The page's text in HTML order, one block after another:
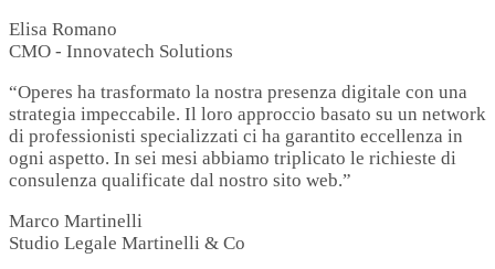
Elisa Romano
CMO - Innovatech Solutions
“Operes ha trasformato la nostra presenza digitale con una
strategia impeccabile. Il loro approccio basato su un network
di professionisti specializzati ci ha garantito eccellenza in
ogni aspetto. In sei mesi abbiamo triplicato le richieste di
consulenza qualificate dal nostro sito web.”
Marco Martinelli
Studio Legale Martinelli & Co